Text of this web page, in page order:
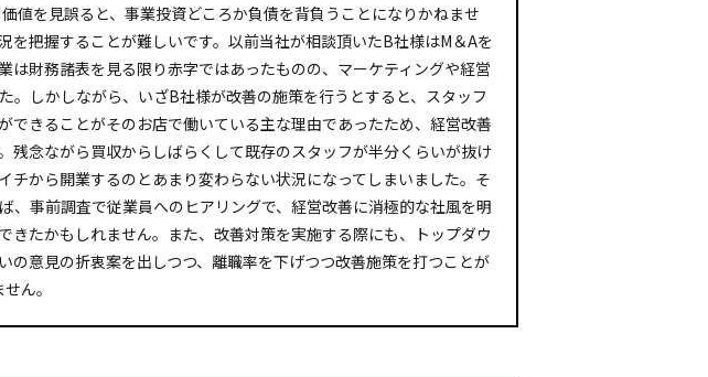
値を見誤ると、事業投資どころか負債を背負うことになりかねませ
把握することが難しいです。以前当社が相談頂いたB社様はM＆Aを
財務諸表を見る限り赤字ではあったものの、マーケティングや経営
。しかしながら、いざB社様が改善の施策を行うとすると、スタッフ
きることがそのお店で働いている主な理由であったため、経営改善
念ながら買収からしばらくして既存のスタッフが半分くらいが抜け
から開業するのとあまり変わらない状況になってしまいました。そ
事前調査で従業員へのヒアリングで、経営改善に消極的な社風を明
たかもしれません。また、改善対策を実施する際にも、トップダウ
意見の折衷案を出しつつ、離職率を下げつつ改善施策を打つことが
ん。